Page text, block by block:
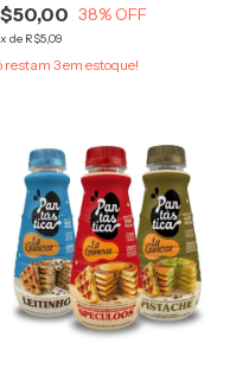
38% OFF
x de R$5,09
restam 3em estoque!